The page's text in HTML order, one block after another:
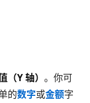
（Y 轴） 。你可
的数字或金额字